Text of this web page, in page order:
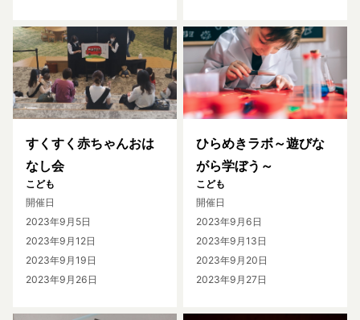
すくすく赤ちゃんおは
なし会
こども
開催日
2023年9月5日
2023年9月12日
2023年9月19日
2023年9月26日
ひらめきラボ～遊びな
がら学ぼう～
こども
開催日
2023年9月6日
2023年9月13日
2023年9月20日
2023年9月27日